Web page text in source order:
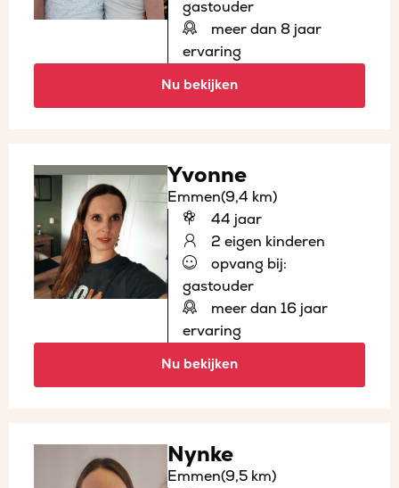
gastouder
meer dan 8 jaar
ervaring
Nu bekijken
Yvonne
Emmen(9,4 km)
44 jaar
2 eigen kinderen
opvang bij:
gastouder
meer dan 16 jaar
ervaring
Nu bekijken
Nynke
Emmen(9,5 km)